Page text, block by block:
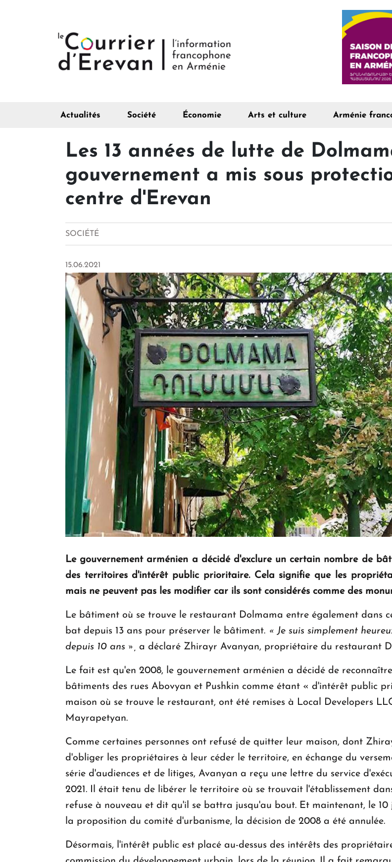
Actualités Société Économie Arts et culture Arménie
Les 13 années de lutte de
gouvernement a mis sous
centre d'Erevan
SOCIÉTÉ
15.06.2021
Le gouvernement arménien a décidé d'exclure un certain nombre de
des territoires d'intérêt public prioritaire. Cela signifie que les
mais ne peuvent pas les modifier car ils sont considérés comme des
Le bâtiment où se trouve le restaurant Dolmama entre également dans
bat depuis 13 ans pour préserver le bâtiment. « Je suis simplement
depuis 10 ans » , a déclaré Zhirayr Avanyan, propriétaire du restaurant
Le fait est qu'en 2008, le gouvernement arménien a décidé de
bâtiments des rues Abovyan et Pushkin comme étant « d'intérêt public
maison où se trouve le restaurant, ont été remises à Local Developers
Mayrapetyan.
Comme certaines personnes ont refusé de quitter leur maison, dont
d'obliger les propriétaires à leur céder le territoire, en échange du
série d'audiences et de litiges, Avanyan a reçu une lettre du service
2021. Il était tenu de libérer le territoire où se trouvait l'établissement
refuse à nouveau et dit qu'il se battra jusqu'au bout. Et maintenant, le
la proposition du comité d'urbanisme, la décision de 2008 a été annulée.
Désormais, l'intérêt public est placé au-dessus des intérêts des